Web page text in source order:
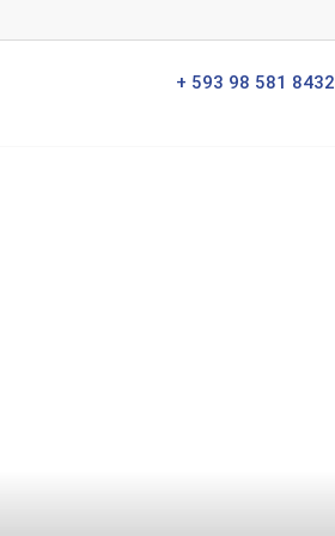
+ 593 98 581 8432